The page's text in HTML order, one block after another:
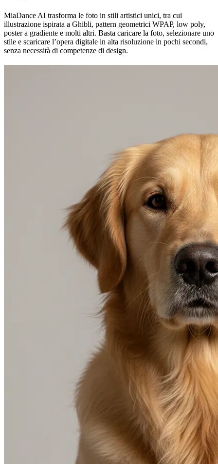
MiaDance AI trasforma le foto in stili artistici unici, tra cui
illustrazione ispirata a Ghibli, pattern geometrici WPAP, low poly,
poster a gradiente e molti altri. Basta caricare la foto, selezionare uno
stile e scaricare l’opera digitale in alta risoluzione in pochi secondi,
senza necessità di competenze di design.